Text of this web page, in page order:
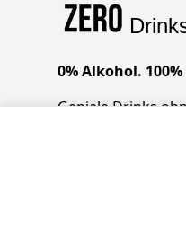
0% Alkohol.
Geniale Drinks
Geschmack, null